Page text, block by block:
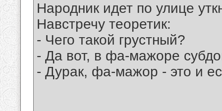
Народник идет по улице
Навстречу теоретик:
- Чего такой грустный?
- Да вот, в фа-мажоре
- Дурак, фа-мажор - это и